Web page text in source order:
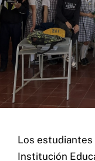
Los estudiantes
Institución